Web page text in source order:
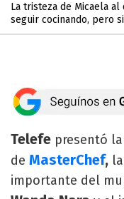
La tristeza de Micaela al
seguir cocinando, pero
Telefe presentó
de MasterChef,
importante del